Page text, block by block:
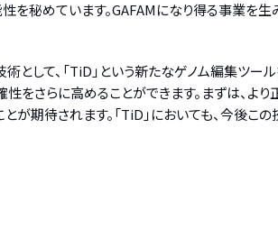
を秘めています。GAFAMになり得る事業を
して、「TiD」という新たなゲノム編集ツ
をさらに高めることができます。まずは、よ
期待されます。「TiD」においても、今後こ